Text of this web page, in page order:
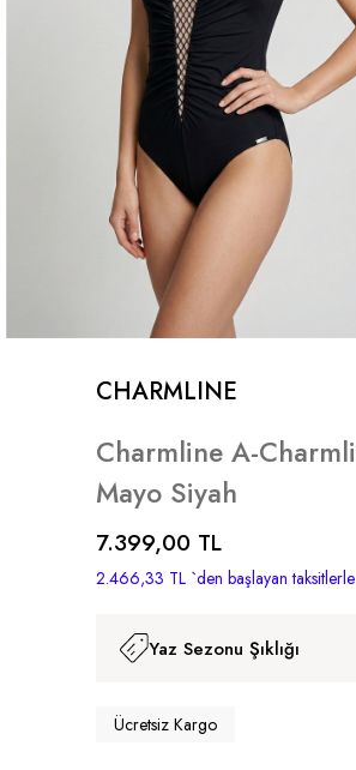
CHARMLINE
Charmline A-
Mayo Siyah
7.399,00 TL
2.466,33 TL `den başlayan taksitlerle
Yaz Sezonu Şıklığı
Ücretsiz Kargo